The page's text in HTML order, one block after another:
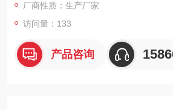
厂商性质：生产厂家
访问量：133
产品咨询